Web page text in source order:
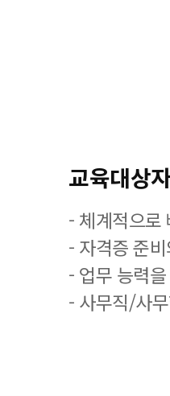
교육대상
- 체계적으로
- 자격증 준
- 업무 능력
- 사무직/사